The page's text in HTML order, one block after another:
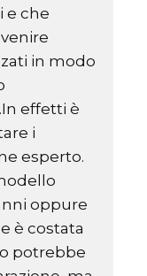
e che
in modo
effetti è
i
esperto.
oppure
è costata
potrebbe